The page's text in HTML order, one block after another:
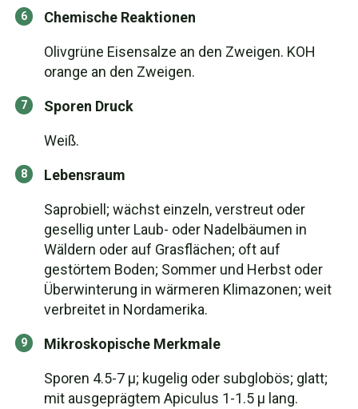
Chemische Reaktionen
Olivgrüne Eisensalze an den Zweigen. KOH
orange an den Zweigen.
Sporen Druck
Weiß.
Lebensraum
Saprobiell; wächst einzeln, verstreut oder
gesellig unter Laub- oder Nadelbäumen in
Wäldern oder auf Grasflächen; oft auf
gestörtem Boden; Sommer und Herbst oder
Überwinterung in wärmeren Klimazonen; weit
verbreitet in Nordamerika.
Mikroskopische Merkmale
Sporen 4.5-7 µ; kugelig oder subglobös; glatt;
mit ausgeprägtem Apiculus 1-1.5 µ lang.